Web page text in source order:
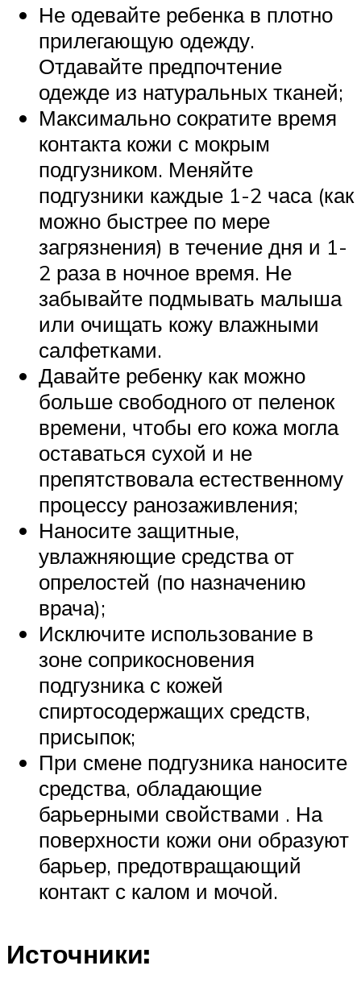
Не одевайте ребенка в плотно
прилегающую одежду.
Отдавайте предпочтение
одежде из натуральных тканей;
Максимально сократите время
контакта кожи с мокрым
подгузником. Меняйте
подгузники каждые 1-2 часа (как
можно быстрее по мере
загрязнения) в течение дня и 1-
2 раза в ночное время. Не
забывайте подмывать малыша
или очищать кожу влажными
салфетками.
Давайте ребенку как можно
больше свободного от пеленок
времени, чтобы его кожа могла
оставаться сухой и не
препятствовала естественному
процессу ранозаживления;
Наносите защитные,
увлажняющие средства от
опрелостей (по назначению
врача);
Исключите использование в
зоне соприкосновения
подгузника с кожей
спиртосодержащих средств,
присыпок;
При смене подгузника наносите
средства, обладающие
барьерными свойствами . На
поверхности кожи они образуют
барьер, предотвращающий
контакт с калом и мочой.
Источники: